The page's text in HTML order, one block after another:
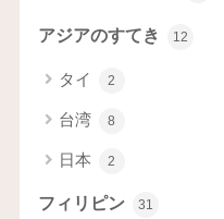
アジアのすてき 12
タイ 2
台湾 8
日本 2
フィリピン 31